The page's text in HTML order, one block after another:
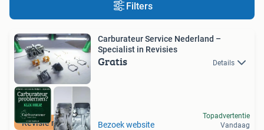
Filters
Revisie mogelijk
Carburateur Service Nederland –
Specialist in Revisies
Gratis Details
Bezoek website
Topadvertentie
Vandaag